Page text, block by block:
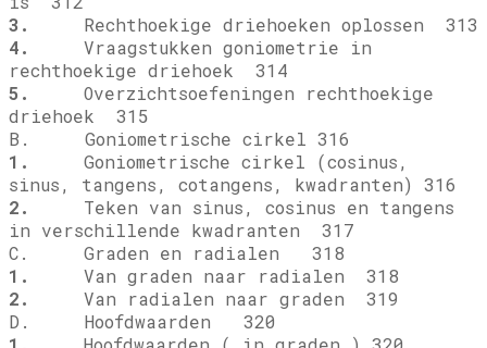
3.
Rechthoekige driehoeken oplossen 313
4.
Vraagstukken goniometrie in
rechthoekige driehoek 314
5.
Overzichtsoefeningen rechthoekige
driehoek 315
B. Goniometrische cirkel 316
1.
Goniometrische cirkel (cosinus,
sinus, tangens, cotangens, kwadranten) 316
2.
Teken van sinus, cosinus en tangens
in verschillende kwadranten 317
C. Graden en radialen 318
1.
Van graden naar radialen 318
2.
Van radialen naar graden 319
D. Hoofdwaarden 320